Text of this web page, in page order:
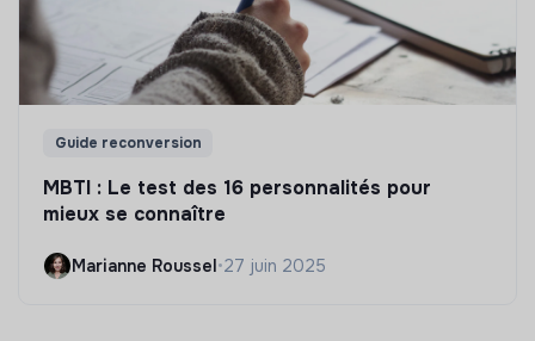
Guide reconversion
MBTI : Le test des 16 personnalités pour
mieux se connaître
Marianne Roussel•27 juin 2025